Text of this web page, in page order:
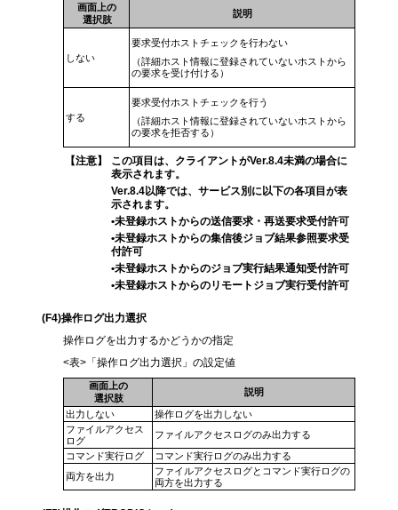
画面上の
選択肢
説明
しない
要求受付ホストチェックを行わない
（詳細ホスト情報に登録されていないホストから
の要求を受け付ける）
する
要求受付ホストチェックを行う
（詳細ホスト情報に登録されていないホストから
の要求を拒否する）
【注意】
この項目は、クライアントがVer.8.4未満の場合に
表示されます。
Ver.8.4以降では、サービス別に以下の各項目が表
示されます。
•未登録ホストからの送信要求・再送要求受付許可
•未登録ホストからの集信後ジョブ結果参照要求受
付許可
•未登録ホストからのジョブ実行結果通知受付許可
•未登録ホストからのリモートジョブ実行受付許可
(F4)操作ログ出力選択
操作ログを出力するかどうかの指定
<表>「操作ログ出力選択」の設定値
画面上の
選択肢
説明
出力しない
操作ログを出力しない
ファイルアクセス
ログ
ファイルアクセスログのみ出力する
コマンド実行ログ
コマンド実行ログのみ出力する
両方を出力
ファイルアクセスログとコマンド実行ログの
両方を出力する